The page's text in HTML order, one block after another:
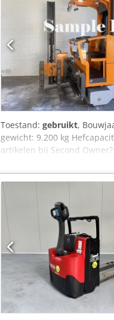
Toestand: gebruikt,
gewicht: 9.200 kg
artikelen bij Second
("as-is"). Wij hebben deze
informatie die bij de
exacte afmetingen of
niet door ons nagekeken.
de prijzen lager zijn dan
informatie in de
CE markering aanwezig:
Hoog - Hefvermogen:
Transportgewicht [kg]:
exclusief BTW BTW/
alles in de industriële